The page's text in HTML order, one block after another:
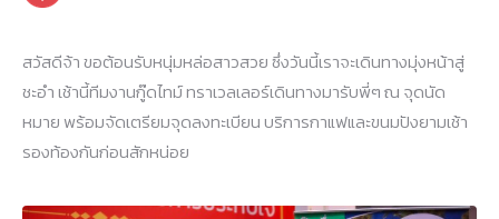
สวัสดีจ้า ขอต้อนรับหนุ่มหล่อสาวสวย ซึ่งวันนี้เราจะเดินทางมุ่งหน้าสู่
ชะอำ เช้านี้ทีมงานกู๊ดไทม์ ทราเวลเลอร์เดินทางมารับพี่ๆ ณ จุดนัด
หมาย พร้อมจัดเตรียมจุดลงทะเบียน บริการกาแฟและขนมปังยามเช้า
รองท้องกันก่อนสักหน่อย